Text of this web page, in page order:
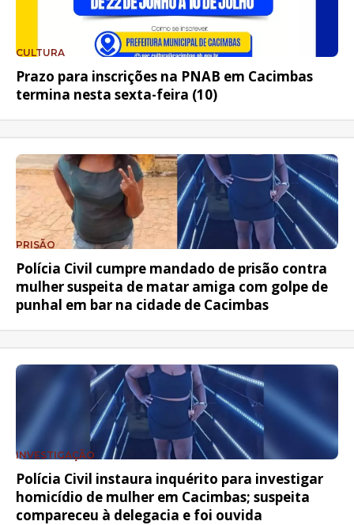
CULTURA
Prazo para inscrições na PNAB em Cacimbas
termina nesta sexta-feira (10)
PRISÃO
Polícia Civil cumpre mandado de prisão contra
mulher suspeita de matar amiga com golpe de
punhal em bar na cidade de Cacimbas
INVESTIGAÇÃO
Polícia Civil instaura inquérito para investigar
homicídio de mulher em Cacimbas; suspeita
compareceu à delegacia e foi ouvida